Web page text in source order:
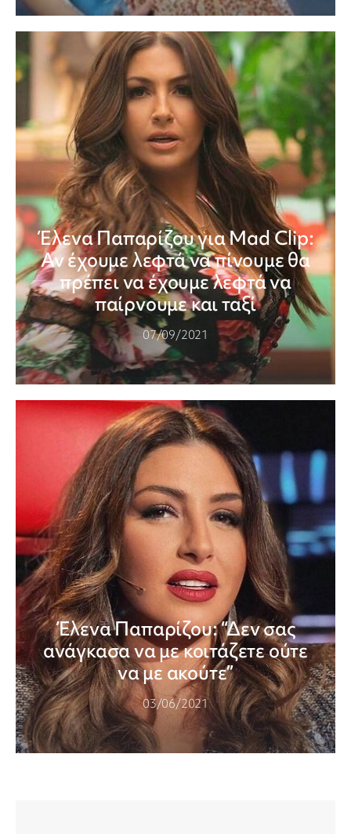
Έλενα Παπαρίζου για Mad Clip:
Αν έχουμε λεφτά να πίνουμε θα
πρέπει να έχουμε λεφτά να
παίρνουμε και ταξί
07/09/2021
Έλενα Παπαρίζου: “Δεν σας
ανάγκασα να με κοιτάζετε ούτε
να με ακούτε”
03/06/2021